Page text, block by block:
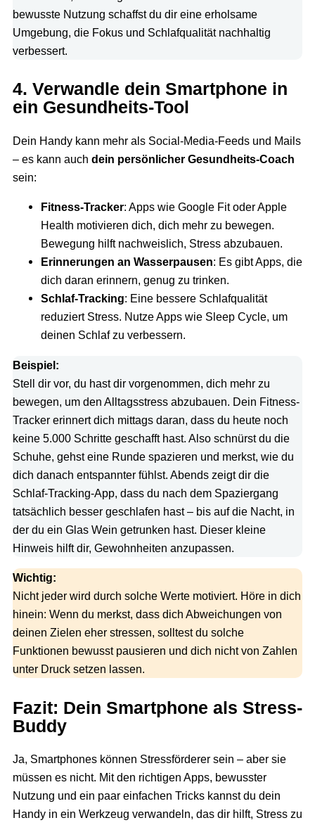
bewusste Nutzung schaffst du dir eine erholsame
Umgebung, die Fokus und Schlafqualität nachhaltig
verbessert.
4. Verwandle dein Smartphone in
ein Gesundheits-Tool
Dein Handy kann mehr als Social-Media-Feeds und Mails
– es kann auch dein persönlicher Gesundheits-Coach
sein:
Fitness-Tracker: Apps wie Google Fit oder Apple
Health motivieren dich, dich mehr zu bewegen.
Bewegung hilft nachweislich, Stress abzubauen.
Erinnerungen an Wasserpausen: Es gibt Apps, die
dich daran erinnern, genug zu trinken.
Schlaf-Tracking: Eine bessere Schlafqualität
reduziert Stress. Nutze Apps wie Sleep Cycle, um
deinen Schlaf zu verbessern.
Beispiel:
Stell dir vor, du hast dir vorgenommen, dich mehr zu
bewegen, um den Alltagsstress abzubauen. Dein Fitness-
Tracker erinnert dich mittags daran, dass du heute noch
keine 5.000 Schritte geschafft hast. Also schnürst du die
Schuhe, gehst eine Runde spazieren und merkst, wie du
dich danach entspannter fühlst. Abends zeigt dir die
Schlaf-Tracking-App, dass du nach dem Spaziergang
tatsächlich besser geschlafen hast – bis auf die Nacht, in
der du ein Glas Wein getrunken hast. Dieser kleine
Hinweis hilft dir, Gewohnheiten anzupassen.
Wichtig:
Nicht jeder wird durch solche Werte motiviert. Höre in dich
hinein: Wenn du merkst, dass dich Abweichungen von
deinen Zielen eher stressen, solltest du solche
Funktionen bewusst pausieren und dich nicht von Zahlen
unter Druck setzen lassen.
Fazit: Dein Smartphone als Stress-
Buddy
Ja, Smartphones können Stressförderer sein – aber sie
müssen es nicht. Mit den richtigen Apps, bewusster
Nutzung und ein paar einfachen Tricks kannst du dein
Handy in ein Werkzeug verwandeln, das dir hilft, Stress zu